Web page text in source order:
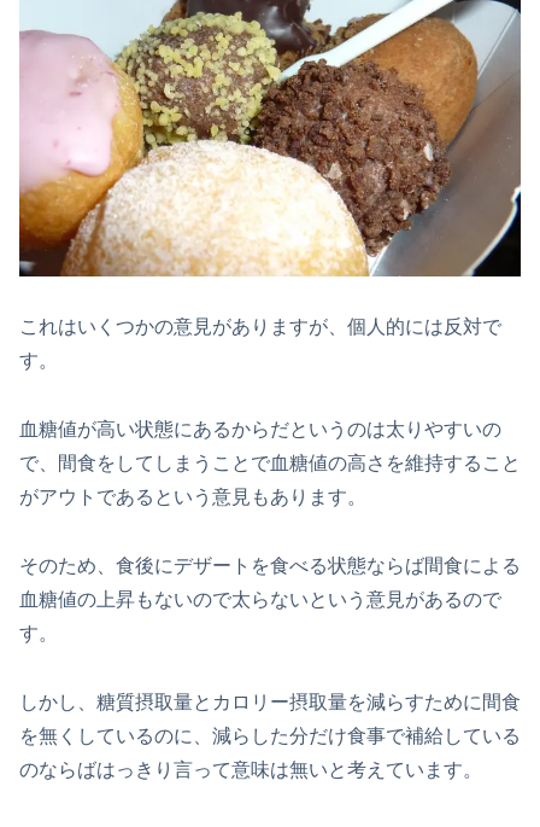
これはいくつかの意見がありますが、個人的には反対で
す。
血糖値が高い状態にあるからだというのは太りやすいの
で、間食をしてしまうことで血糖値の高さを維持すること
がアウトであるという意見もあります。
そのため、食後にデザートを食べる状態ならば間食による
血糖値の上昇もないので太らないという意見があるので
す。
しかし、糖質摂取量とカロリー摂取量を減らすために間食
を無くしているのに、減らした分だけ食事で補給している
のならばはっきり言って意味は無いと考えています。